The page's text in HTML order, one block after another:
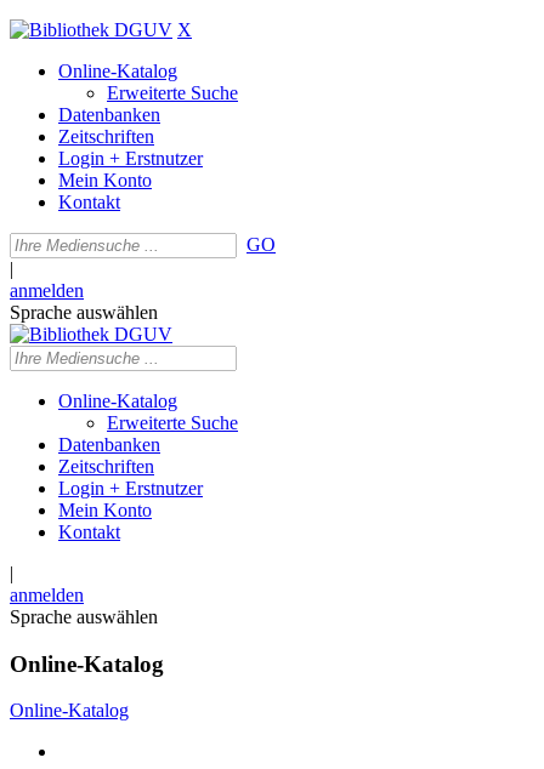
X
Online-Katalog
Erweiterte Suche
Datenbanken
Zeitschriften
Login + Erstnutzer
Mein Konto
Kontakt
GO
|
anmelden
Sprache auswählen
Online-Katalog
Erweiterte Suche
Datenbanken
Zeitschriften
Login + Erstnutzer
Mein Konto
Kontakt
|
anmelden
Sprache auswählen
Online-Katalog
Online-Katalog